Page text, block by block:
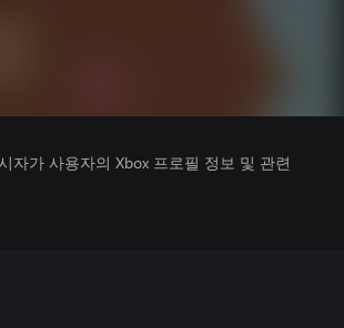
자가 사용자의 Xbox 프로필 정보 및 관련